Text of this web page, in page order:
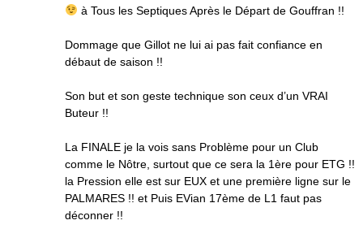
à Tous les Septiques Après le Départ de Gouffran !!
Dommage que Gillot ne lui ai pas fait confiance en
débaut de saison !!
Son but et son geste technique son ceux d’un VRAI
Buteur !!
La FINALE je la vois sans Problème pour un Club
comme le Nôtre, surtout que ce sera la 1ère pour ETG !!
la Pression elle est sur EUX et une première ligne sur le
PALMARES !! et Puis EVian 17ème de L1 faut pas
déconner !!